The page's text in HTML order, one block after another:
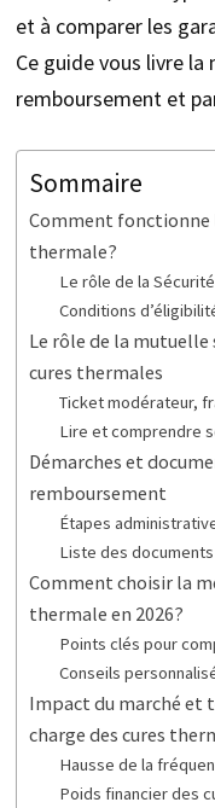
et à comparer les
Ce guide vous livre
remboursement et
Sommaire
Comment fonctionne
thermale?
Le rôle de la
Conditions
Le rôle de la
cures thermales
Ticket modérateur,
Lire et comprendre
Démarches et
remboursement
Étapes
Liste des
Comment choisir la
thermale en 2026?
Points clés pour
Conseils
Impact du marché et
charge des cures
Hausse de la
Poids financier des